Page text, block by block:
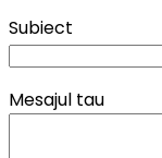
Subiect
Mesajul tau